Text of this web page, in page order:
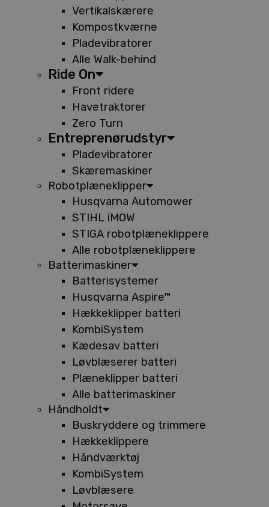
Vertikalskærere
Kompostkværne
Pladevibratorer
Alle Walk-behind
Ride On
Front ridere
Havetraktorer
Zero Turn
Entreprenørudstyr
Pladevibratorer
Skæremaskiner
Robotplæneklipper
Husqvarna Automower
STIHL iMOW
STIGA robotplæneklippere
Alle robotplæneklippere
Batterimaskiner
Batterisystemer
Husqvarna Aspire™
Hækkeklipper batteri
KombiSystem
Kædesav batteri
Løvblæserer batteri
Plæneklipper batteri
Alle batterimaskiner
Håndholdt
Buskryddere og trimmere
Hækkeklippere
Håndværktøj
KombiSystem
Løvblæsere